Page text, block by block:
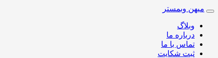
Toggle
navigation
میهن وبمستر
وبلاگ
درباره ما
تماس با ما
ثبت شکایت